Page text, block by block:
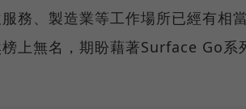
務、製造業等工作場所已經有相
上無名，期盼藉著Surface Go